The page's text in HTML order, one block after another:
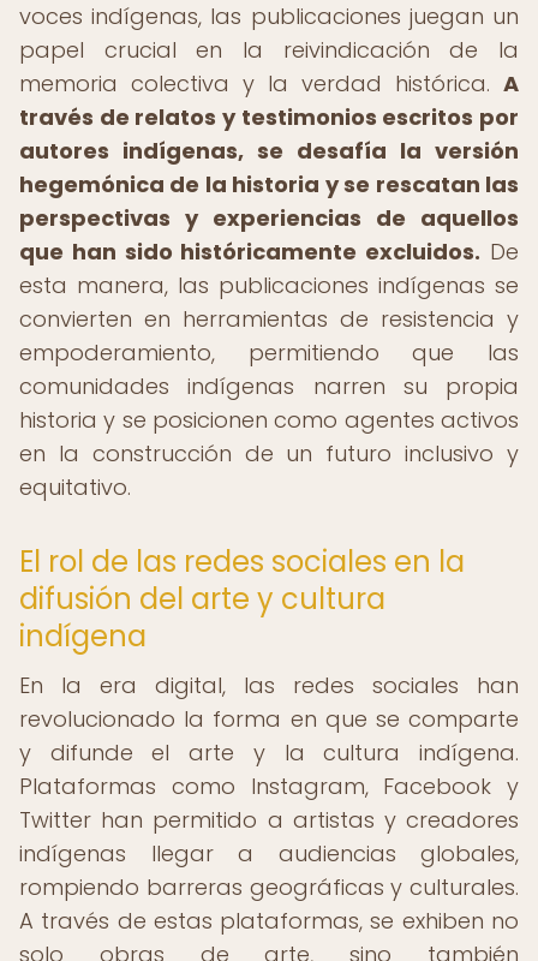
voces indígenas, las publicaciones juegan un
papel crucial en la reivindicación de la
memoria colectiva y la verdad histórica. A
través de relatos y testimonios escritos por
autores indígenas, se desafía la versión
hegemónica de la historia y se rescatan las
perspectivas y experiencias de aquellos
que han sido históricamente excluidos. De
esta manera, las publicaciones indígenas se
convierten en herramientas de resistencia y
empoderamiento, permitiendo que las
comunidades indígenas narren su propia
historia y se posicionen como agentes activos
en la construcción de un futuro inclusivo y
equitativo.
El rol de las redes sociales en la
difusión del arte y cultura
indígena
En la era digital, las redes sociales han
revolucionado la forma en que se comparte
y difunde el arte y la cultura indígena.
Plataformas como Instagram, Facebook y
Twitter han permitido a artistas y creadores
indígenas llegar a audiencias globales,
rompiendo barreras geográficas y culturales.
A través de estas plataformas, se exhiben no
solo obras de arte, sino también